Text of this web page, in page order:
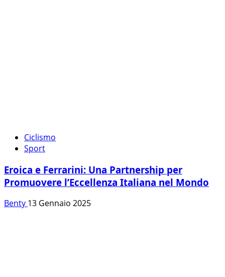
Ciclismo
Sport
Eroica e Ferrarini: Una Partnership per
Promuovere l’Eccellenza Italiana nel Mondo
Benty 13 Gennaio 2025